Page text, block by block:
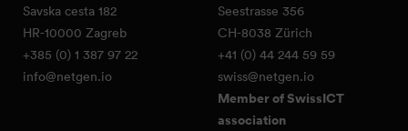
Savska cesta 182
HR-10000 Zagreb
+385 (0) 1 387 97 22
info@netgen.io
Seestrasse 356
CH-8038 Zürich
+41 (0) 44 244 59 59
swiss@netgen.io
Member of SwissICT
association